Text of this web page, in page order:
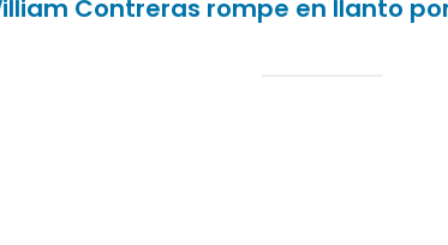
Contreras rompe en llanto